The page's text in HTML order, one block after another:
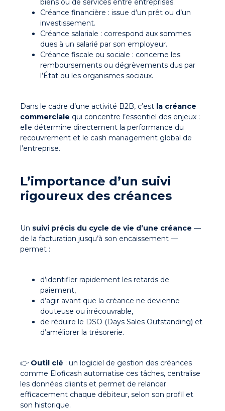
biens ou de services entre entreprises.
Créance financière : issue d’un prêt ou d’un
investissement.
Créance salariale : correspond aux sommes
dues à un salarié par son employeur.
Créance fiscale ou sociale : concerne les
remboursements ou dégrèvements dus par
l’État ou les organismes sociaux.
Dans le cadre d’une activité B2B, c’est la créance
commerciale qui concentre l’essentiel des enjeux :
elle détermine directement la performance du
recouvrement et le cash management global de
l’entreprise.
L’importance d’un suivi
rigoureux des créances
Un suivi précis du cycle de vie d’une créance —
de la facturation jusqu’à son encaissement —
permet :
d’identifier rapidement les retards de
paiement,
d’agir avant que la créance ne devienne
douteuse ou irrécouvrable,
de réduire le DSO (Days Sales Outstanding) et
d’améliorer la trésorerie.
👉 Outil clé : un logiciel de gestion des créances
comme Eloficash automatise ces tâches, centralise
les données clients et permet de relancer
efficacement chaque débiteur, selon son profil et
son historique.